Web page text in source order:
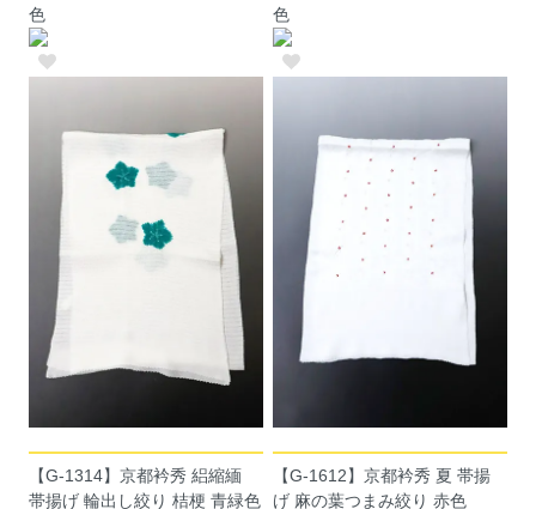
色
色
【G-1314】京都衿秀 絽縮緬
帯揚げ 輪出し絞り 桔梗 青緑色
【G-1612】京都衿秀 夏 帯揚
げ 麻の葉つまみ絞り 赤色